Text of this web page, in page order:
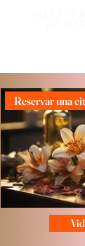
Reservar una